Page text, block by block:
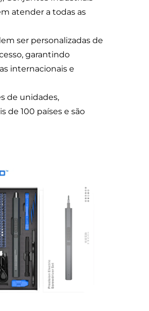
atender a todas as
ser personalizadas de
garantindo
internacionais e
de unidades,
de 100 países e são